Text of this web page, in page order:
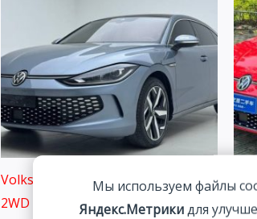
Volkswagen Lamando 1.4T 150HP
2WD 2022 | Синий | Арт. CA6673
Мы используем файлы
Яндекс.Метрикидля